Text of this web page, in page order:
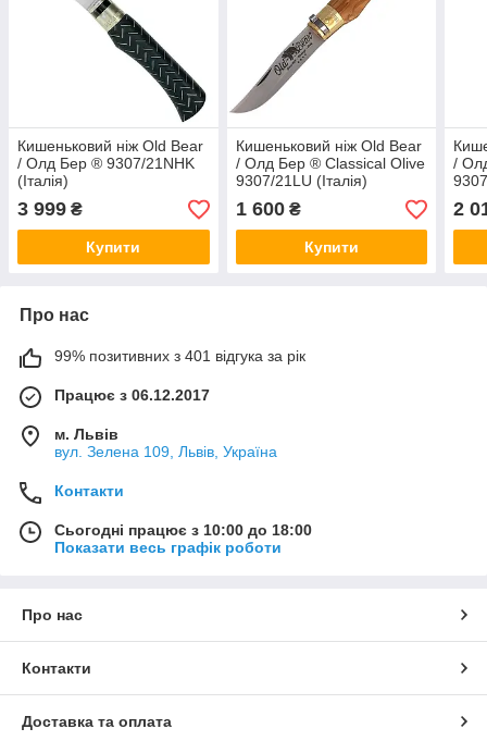
Кишеньковий ніж Old Bear
/ Олд Бер ® 9307/21NHK
(Італія)
3 999 ₴
Купити
Кишеньковий ніж Old Bear
/ Олд Бер ® Classical Olive
9307/21LU (Італія)
1 600₴
Купити
/
2
Про нас
99% позитивних з 401 відгука за рік
Працює з 06.12.2017
м. Львів
вул. Зелена 109, Львів, Україна
Контакти
Сьогодні працює з 10:00 до 18:00
Показати весь графік роботи
Про нас
Контакти
Доставка та оплата